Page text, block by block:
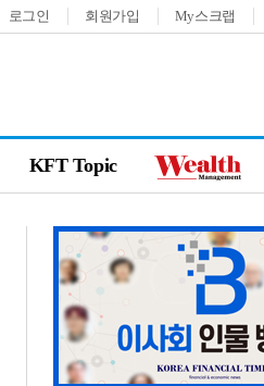
로그인 회원가입 My스크랩
KFT Topic